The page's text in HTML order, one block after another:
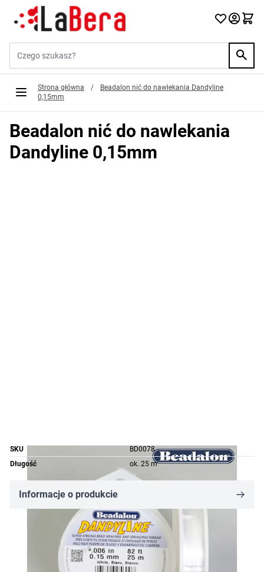
Przejdź do treści
Strona główna /
Beadalon nić do nawlekania Dandyline
0,15mm
Beadalon nić do nawlekania
Dandyline 0,15mm
SKU
BD0078
Długość
ok. 25 m
Informacje o produkcie
Dostępność:bardzo niska